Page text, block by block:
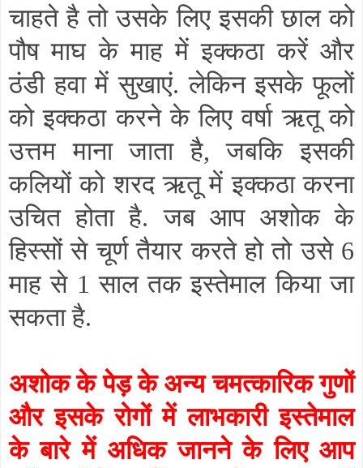
चाहते है तो उसके लिए इसकी छाल को
पौष माघ के माह में इक्कठा करें और
ठंडी हवा में सुखाएं. लेकिन इसके फूलों
को इक्कठा करने के लिए वर्षा ऋतू को
उत्तम माना जाता है,जबकि इसकी
कलियों को शरद ऋतू में इक्कठा करना
उचित होता है. जब आप अशोक के
हिस्सों से चूर्ण तैयार करते हो तो उसे 6
माह से 1 साल तक इस्तेमाल किया जा
सकता है.
अशोक के पेड़ के अन्य चमत्कारिक गुणों
और इसके रोगों में लाभकारी इस्तेमाल
के बारे में अधिक जानने के लिए आप